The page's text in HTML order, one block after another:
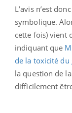
L’avis n’est
symbolique.
cette fois) vient
indiquant que
de la toxicité du
la question de
difficilement